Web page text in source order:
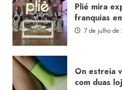
Plié mira
franquias
7 de julho de
On estreia
com duas